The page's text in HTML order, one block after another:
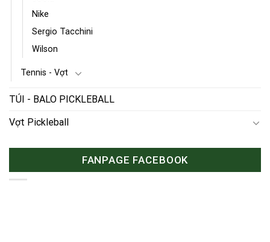
Nike
Sergio Tacchini
Wilson
Tennis - Vợt
TÚI - BALO PICKLEBALL
Vợt Pickleball
FANPAGE FACEBOOK